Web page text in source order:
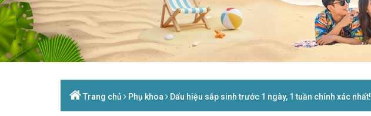
Trang chủ Phụ khoa Dấu hiệu sắp sinh trước 1 ngày, 1 tuần chính xác nhất!